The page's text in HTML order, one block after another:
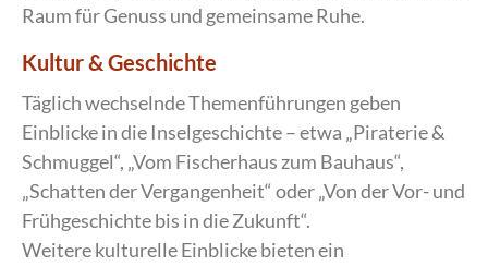
Raum für Genuss und gemeinsame Ruhe.
Kultur & Geschichte
Täglich wechselnde Themenführungen geben
Einblicke in die Inselgeschichte – etwa „Piraterie &
Schmuggel“, „Vom Fischerhaus zum Bauhaus“,
„Schatten der Vergangenheit“ oder „Von der Vor- und
Frühgeschichte bis in die Zukunft“.
Weitere kulturelle Einblicke bieten ein